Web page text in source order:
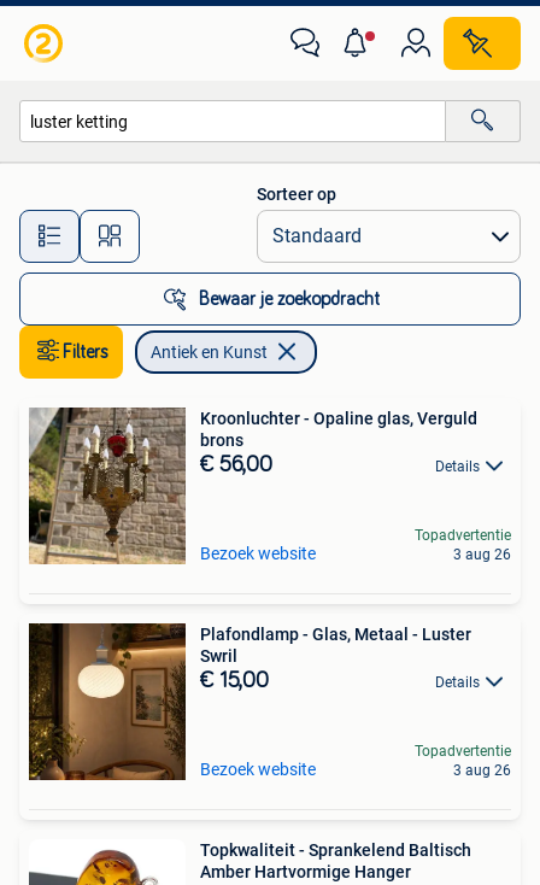
Alle afstanden…
Sorteer op
Bewaar je zoekopdracht
Filters Antiek en Kunst
Kroonluchter - Opaline glas, Verguld
brons
€ 56,00 Details
Bezoek website
Topadvertentie
3 aug 26
Plafondlamp - Glas, Metaal - Luster
Swril
€ 15,00 Details
Bezoek website
Topadvertentie
3 aug 26
Topkwaliteit - Sprankelend Baltisch
Amber Hartvormige Hanger